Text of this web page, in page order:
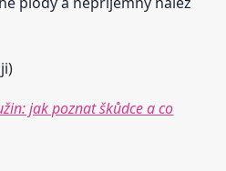
jak poznat škůdce a co